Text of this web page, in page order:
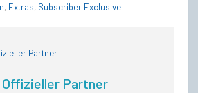
, Extras, Subscriber Exclusive
Partner